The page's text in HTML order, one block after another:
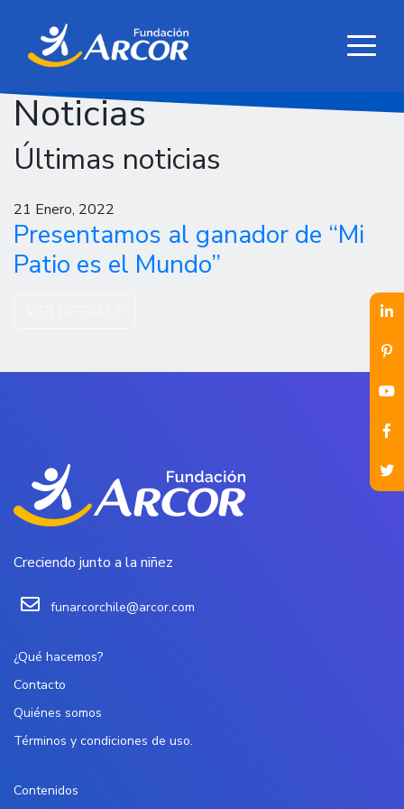
Noticias
Últimas noticias
21 Enero, 2022
Presentamos al ganador de “Mi
Patio es el Mundo”
Creciendo junto a la niñez
funarcorchile@arcor.com
¿Qué hacemos?
Contacto
Quiénes somos
Términos y condiciones de uso.
Contenidos